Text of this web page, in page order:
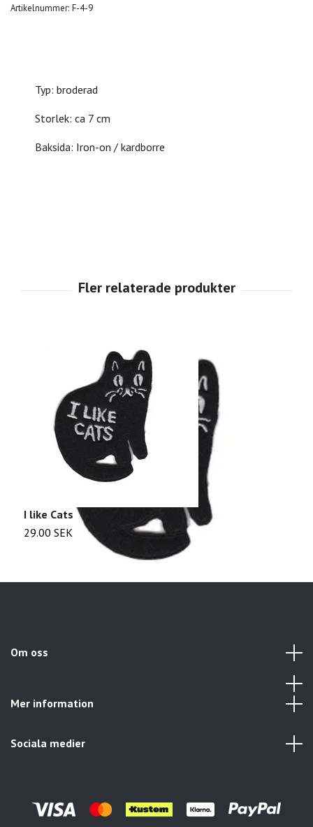
Artikelnummer: F-4-9
Typ: broderad
Storlek: ca 7 cm
Baksida: Iron-on / kardborre
I like Cats
29.00 SEK
Om oss
Mer information
Sociala medier